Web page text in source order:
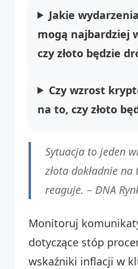
Jakie
mogą najbardziej
czy złoto będzie
Czy wzrost
na to, czy złoto
Sytuacja to jeden
złota dokładnie
reaguje. – DNA
Monitoruj
dotyczące stóp
wskaźniki inflacji w